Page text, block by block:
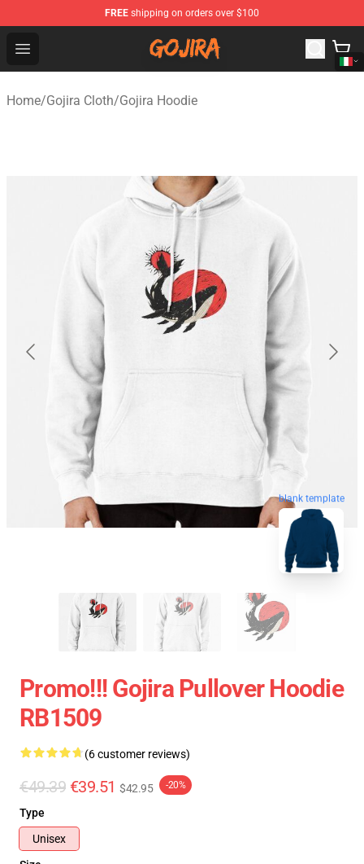
FREE shipping on orders over $100
Open menu
Gojira Shop - Official Gojira Merchandise Store
Home/Gojira Cloth/Gojira Hoodie
blank template
Promo!!! Gojira Pullover Hoodie
RB1509
(6 customer reviews)
€49.39 €39.51 $42.95 -20%
Type
Unisex